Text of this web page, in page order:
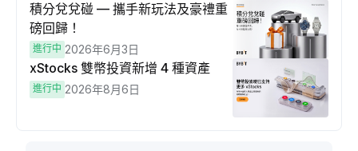
積分兌兌碰 — 攜手新玩法及豪禮重
磅回歸！
進行中 2026年6月3日
xStocks 雙幣投資新增 4 種資產
進行中 2026年8月6日